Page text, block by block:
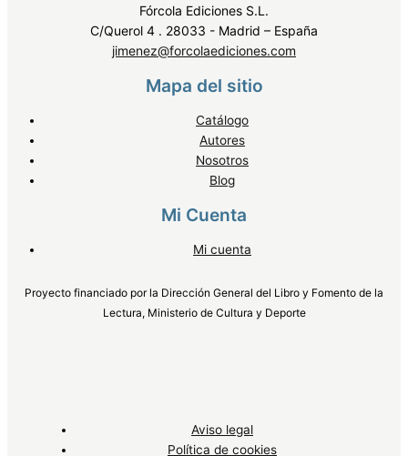
Fórcola Ediciones S.L.
C/Querol 4 . 28033 - Madrid – España
jimenez@forcolaediciones.com
Mapa del sitio
Catálogo
Autores
Nosotros
Blog
Mi Cuenta
Mi cuenta
Proyecto financiado por la Dirección General del Libro y Fomento de la
Lectura, Ministerio de Cultura y Deporte
Aviso legal
Política de cookies